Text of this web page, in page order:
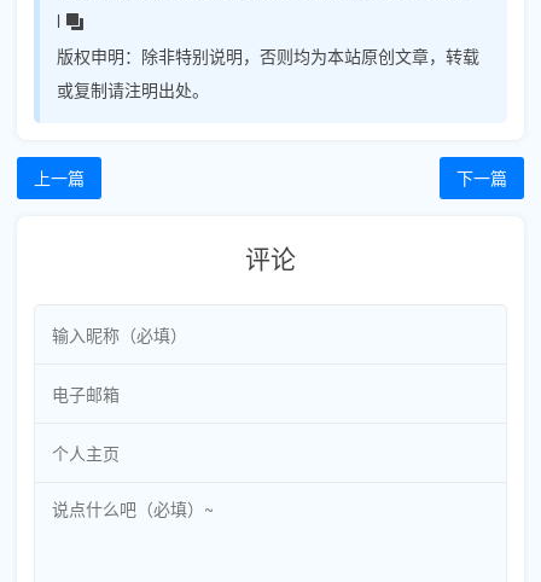
l
版权申明： 除非特别说明，否则均为本站原创文章，转载
或复制请注明出处。
上一篇 下一篇
评论